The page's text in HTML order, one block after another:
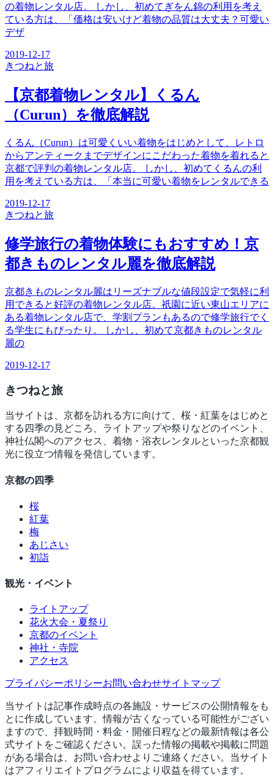
の着物レンタル店。 しかし、初めてぎをん錦の利用を考え
ている方は、「価格は安いけど着物の品質は大丈夫？可愛い
デザ
2019-12-17
きつねと旅
【京都着物レンタル】くるん
（Curun）を徹底解説
くるん（Curun）は可愛くいい着物をはじめとして、レトロ
からアンティークまでデザインにこだわった着物を着れると
京都で評判の着物レンタル店。 しかし、初めてくるんの利
用を考えている方は、「本当に可愛い着物をレンタルできる
2019-12-17
きつねと旅
修学旅行の着物体験にもおすすめ！京
都きものレンタル麗を徹底解説
京都きものレンタル麗はリーズナブルな値段設定で気軽に利
用できると好評の着物レンタル店。祇園に近い東山エリアに
ある着物レンタル店で、学割プランもあるので修学旅行でく
る学生にもぴったり。 しかし、初めて京都きものレンタル
麗の
2019-12-17
きつねと旅
当サイトは、京都を訪れる方に向けて、桜・紅葉をはじめと
する四季の見どころ、ライトアップや祭りなどのイベント、
神社仏閣へのアクセス、着物・浴衣レンタルといった京都観
光に役立つ情報を発信しています。
京都の四季
桜
紅葉
梅
あじさい
初詣
観光・イベント
ライトアップ
花火大会・夏祭り
京都のイベント
神社・寺院
アクセス
プライバシーポリシーお問い合わせサイトマップ
当サイトは記事作成時点の各施設・サービスの公開情報をも
とに作成しています。情報が古くなっている可能性がござい
ますので、拝観時間・料金・開催日程などの最新情報は各公
式サイトをご確認ください。誤った情報の掲載や掲載に問題
がある場合は、お問い合わせよりご連絡ください。当サイト
はアフィリエイトプログラムにより収益を得ています。